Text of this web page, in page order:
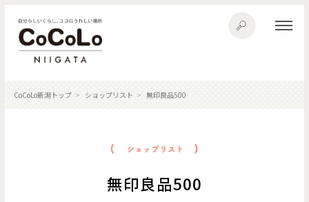
CoCoLo新潟トップ ショップリスト 無印良品500
無印良品500